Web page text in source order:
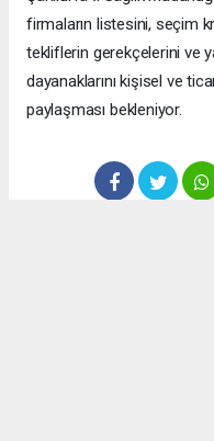
firmaların listesini, seçim
tekliflerin gerekçelerini ve
dayanaklarını kişisel ve
paylaşması bekleniyor.